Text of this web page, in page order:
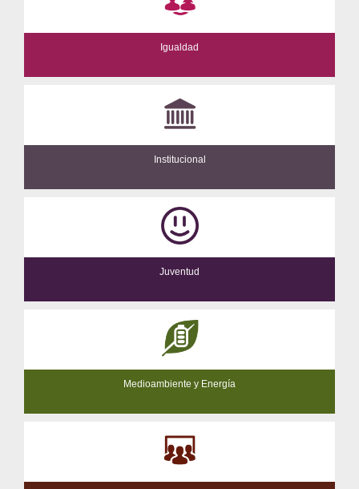
Igualdad
Institucional
Juventud
Medioambiente y Energía